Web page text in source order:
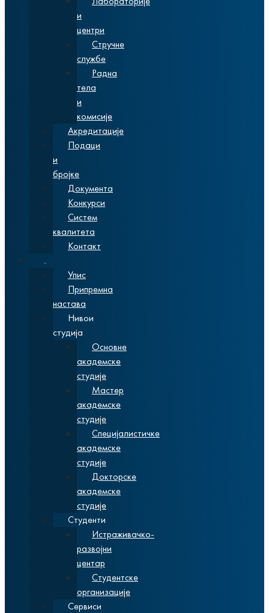
и
центри
Стручне
службе
Радна
тела
и
комисије
Акредитације
Подаци
и
бројке
Документа
Конкурси
Систем
квалитета
Контакт
Упис
Припремна
настава
Нивои
студија
Основне
академске
студије
Мастер
академске
студије
Специјалистичке
академске
студије
Докторске
академске
студије
Студенти
Истраживачко-
развојни
центар
Студентске
организације
Сервиси